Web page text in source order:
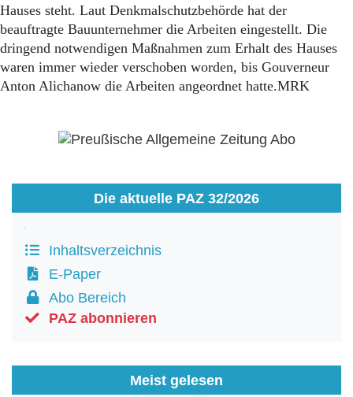
Hauses steht. Laut Denkmalschutzbehörde hat der
beauftragte Bauunternehmer die Arbeiten eingestellt. Die
dringend notwendigen Maßnahmen zum Erhalt des Hauses
waren immer wieder verschoben worden, bis Gouverneur
Anton Alichanow die Arbeiten angeordnet hatte.MRK
Die aktuelle PAZ 32/2026
Inhaltsverzeichnis
E-Paper
Abo Bereich
PAZ abonnieren
Meist gelesen